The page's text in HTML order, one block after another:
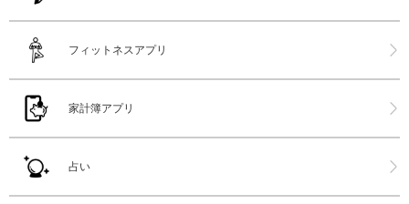
フィットネスアプリ
家計簿アプリ
占い